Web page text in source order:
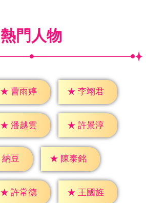
熱門人物
★ 曹雨婷 ★ 李翊君
★ 潘越雲 ★ 許景淳
納豆 ★ 陳泰銘
★ 許常德 ★ 王國旌